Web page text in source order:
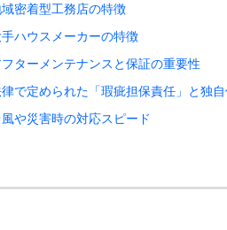
密着型工務店の特徴
ハウスメーカーの特徴
ターメンテナンスと保証の重要性
で定められた「瑕疵担保責任」と独
や災害時の対応スピード